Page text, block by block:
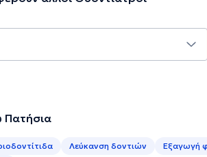
Πατήσια
Λεύκανση δοντιών
Εξαγωγή